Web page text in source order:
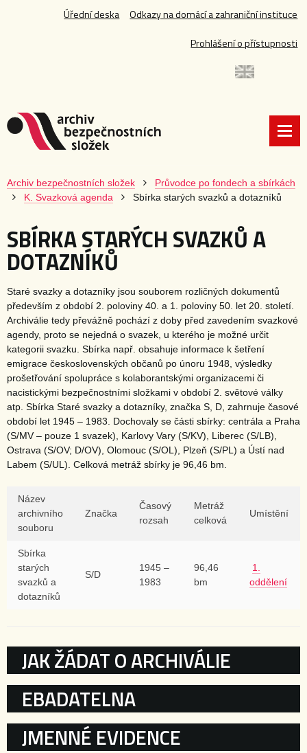
Úřední deska
Odkazy na domácí a zahraniční instituce
Prohlášení o přístupnosti
Archiv bezpečnostních složek
Průvodce po fondech a sbírkách
K. Svazková agenda
Sbírka starých svazků a dotazníků
SBÍRKA STARÝCH SVAZKŮ A
DOTAZNÍKŮ
Staré svazky a dotazníky jsou souborem rozličných dokumentů
především z období 2. poloviny 40. a 1. poloviny 50. let 20. století.
Archiválie tedy převážně pochází z doby před zavedením svazkové
agendy, proto se nejedná o svazek, u kterého je možné určit
kategorii svazku. Sbírka např. obsahuje informace k šetření
emigrace československých občanů po únoru 1948, výsledky
prošetřování spolupráce s kolaborantskými organizacemi či
nacistickými bezpečnostními složkami v období 2. světové války
atp. Sbírka Staré svazky a dotazníky, značka S, D, zahrnuje časové
období let 1945 – 1983. Dochovaly se části sbírky: centrála a Praha
(S/MV – pouze 1 svazek), Karlovy Vary (S/KV), Liberec (S/LB),
Ostrava (S/OV; D/OV), Olomouc (S/OL), Plzeň (S/PL) a Ústí nad
Labem (S/UL). Celková metráž sbírky je 96,46 bm.
Název
archivního
souboru
Značka
Časový
rozsah
Metráž
celková
Umístění
Sbírka
starých
svazků a
dotazníků
S/D
1945 –
1983
96,46
bm
1.
oddělení
KATEGORIE
JAK ŽÁDAT O ARCHIVÁLIE
EBADATELNA
JMENNÉ EVIDENCE